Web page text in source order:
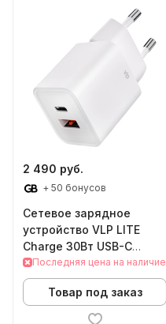
2 490 руб.
+ 50 бонусов
Сетевое зарядное
устройство VLP LITE
Charge 30Вт USB-C
+USB-A (White)
Последняя цена на наличие
Товар под заказ